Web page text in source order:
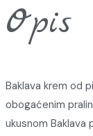
Opis
Baklava krem od
obogaćenim
ukusnom Baklava